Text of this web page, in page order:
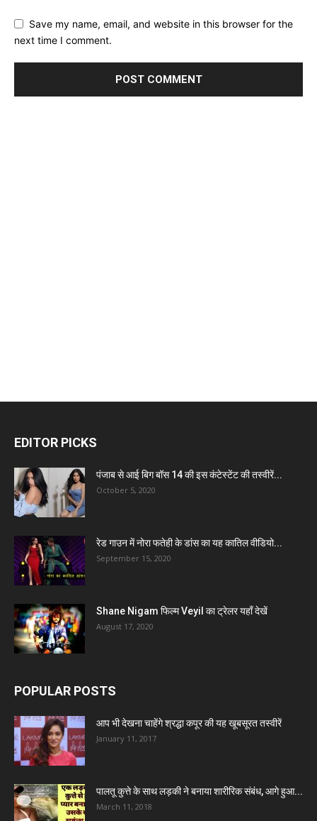
Save my name, email, and website in this browser for the
next time I comment.
EDITOR PICKS
पंजाब से आई बिग बॉस 14 की इस कंटेस्टेंट की तस्वीरें...
October 5, 2020
रेड गाउन में नोरा फतेही के डांस का यह कातिल वीडियो...
September 15, 2020
Shane Nigam फिल्म Veyil का ट्रेलर यहाँ देखें
August 17, 2020
POPULAR POSTS
आप भी देखना चाहेंगे श्रद्धा कपूर की यह खूबसूरत तस्वीरें
January 11, 2017
पालतू कुत्ते के साथ लड़की ने बनाया शारीरिक संबंध, आगे हुआ...
March 11, 2018